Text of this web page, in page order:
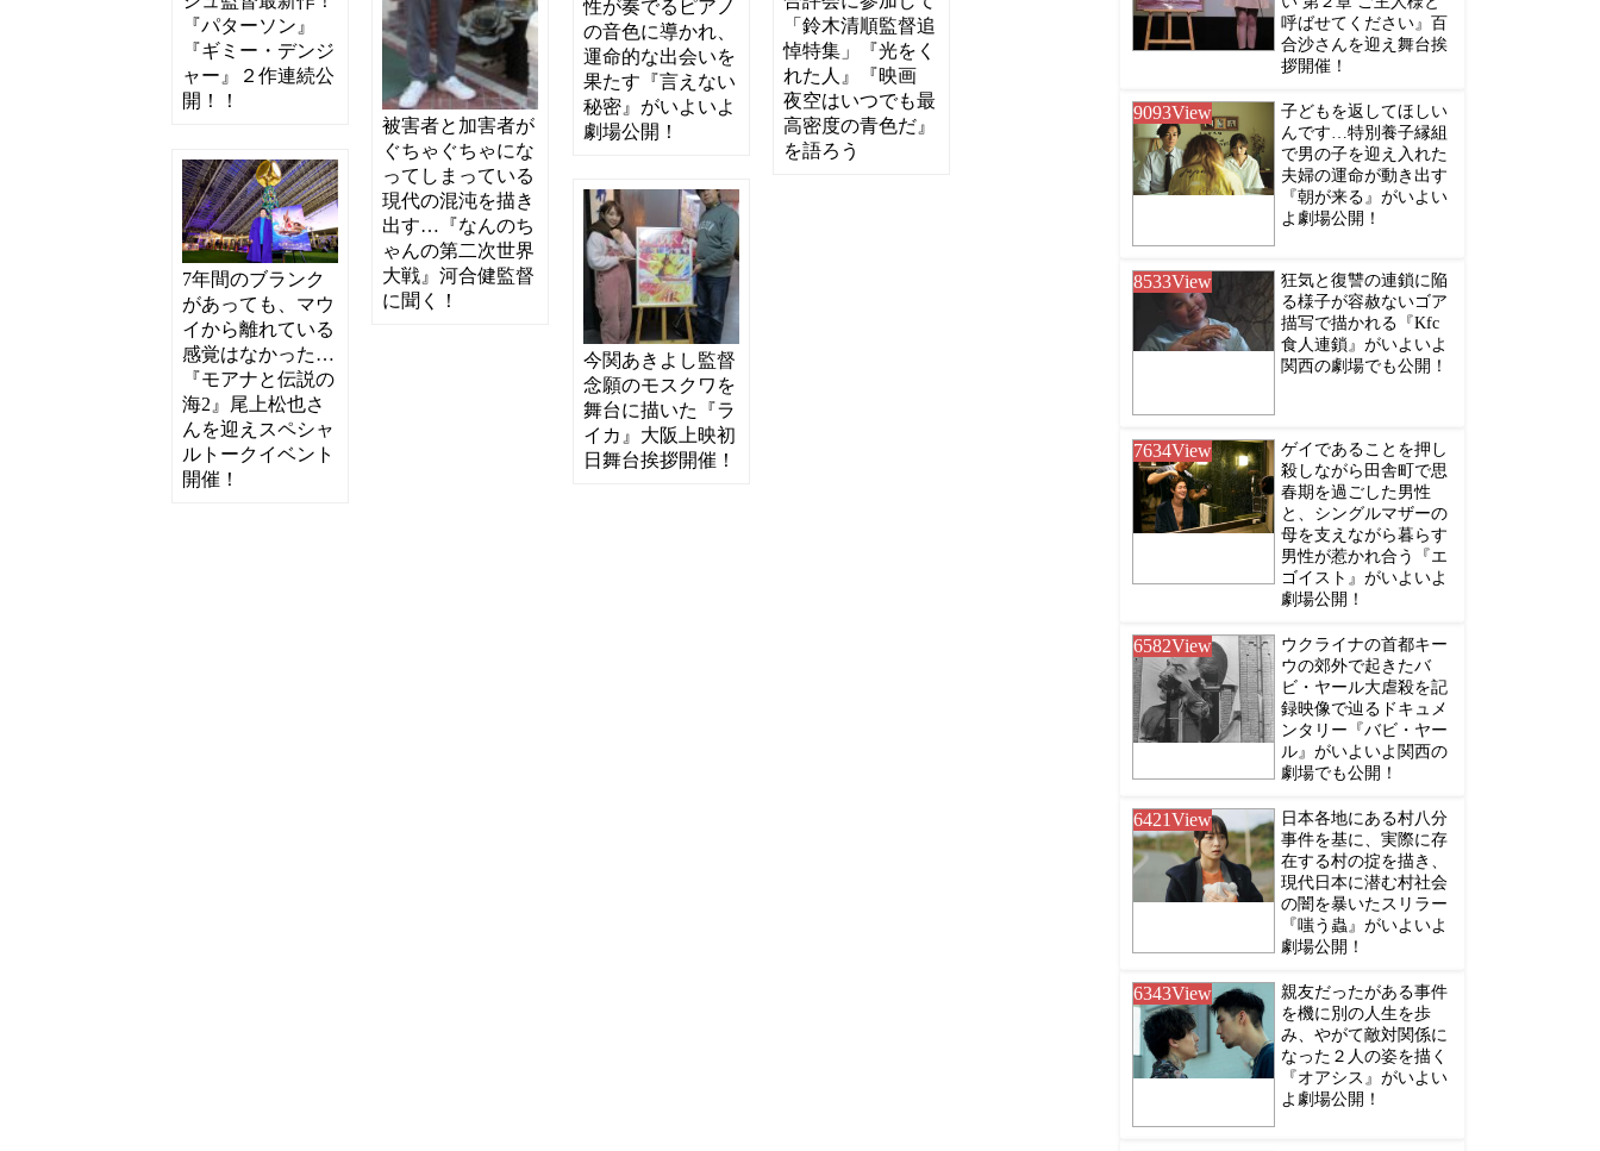
『パターソン』
『ギミー・デンジ
ャー』２作連続公
開！！
被害者と加害者が
ぐちゃぐちゃにな
ってしまっている
現代の混沌を描き
出す…『なんのち
ゃんの第二次世界
大戦』河合健監督
に聞く！
性が奏でるピアノ
の音色に導かれ、
運命的な出会いを
果たす『言えない
秘密』がいよいよ
劇場公開！
「鈴木清順監督追
悼特集」『光をく
れた人』『映画
夜空はいつでも最
高密度の青色だ』
を語ろう
7年間のブランク
があっても、マウ
イから離れている
感覚はなかった…
『モアナと伝説の
海2』尾上松也さ
んを迎えスペシャ
ルトークイベント
開催！
今関あきよし監督
念願のモスクワを
舞台に描いた『ラ
イカ』大阪上映初
日舞台挨拶開催！
呼ばせてください』百
合沙さんを迎え舞台挨
拶開催！
9093View
子どもを返してほしい
んです…特別養子縁組
で男の子を迎え入れた
夫婦の運命が動き出す
『朝が来る』がいよい
よ劇場公開！
8533View
狂気と復讐の連鎖に陥
る様子が容赦ないゴア
描写で描かれる『Kfc
食人連鎖』がいよいよ
関西の劇場でも公開！
7634View
ゲイであることを押し
殺しながら田舎町で思
春期を過ごした男性
と、シングルマザーの
母を支えながら暮らす
男性が惹かれ合う『エ
ゴイスト』がいよいよ
劇場公開！
6582View
ウクライナの首都キー
ウの郊外で起きたバ
ビ・ヤール大虐殺を記
録映像で辿るドキュメ
ンタリー『バビ・ヤー
ル』がいよいよ関西の
劇場でも公開！
6421View
日本各地にある村八分
事件を基に、実際に存
在する村の掟を描き、
現代日本に潜む村社会
の闇を暴いたスリラー
『嗤う蟲』がいよいよ
劇場公開！
6343View
親友だったがある事件
を機に別の人生を歩
み、やがて敵対関係に
なった２人の姿を描く
『オアシス』がいよい
よ劇場公開！